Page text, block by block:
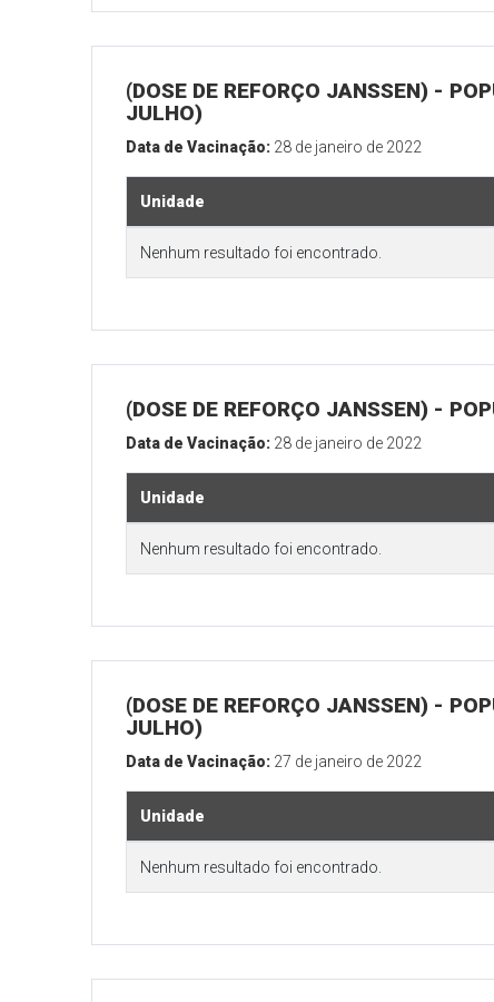
(DOSE DE REFORÇO JANSSEN) -
JULHO)
Data de Vacinação: 28 de janeiro de 2022
Unidade
Nenhum resultado foi encontrado.
(DOSE DE REFORÇO JANSSEN) -
Data de Vacinação: 28 de janeiro de 2022
Unidade
Nenhum resultado foi encontrado.
(DOSE DE REFORÇO JANSSEN) -
JULHO)
Data de Vacinação: 27 de janeiro de 2022
Unidade
Nenhum resultado foi encontrado.